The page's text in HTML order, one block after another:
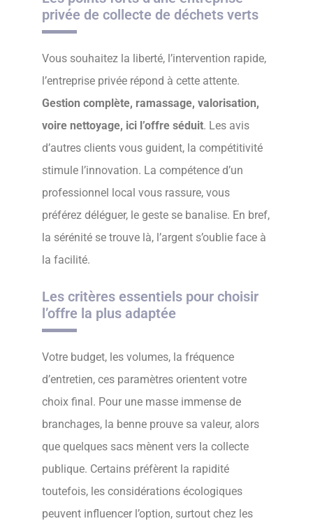
privée de collecte de déchets verts
Vous souhaitez la liberté, l’intervention rapide,
l’entreprise privée répond à cette attente.
Gestion complète, ramassage, valorisation,
voire nettoyage, ici l’offre séduit. Les avis
d’autres clients vous guident, la compétitivité
stimule l’innovation. La compétence d’un
professionnel local vous rassure, vous
préférez déléguer, le geste se banalise. En bref,
la sérénité se trouve là, l’argent s’oublie face à
la facilité.
Les critères essentiels pour choisir
l’offre la plus adaptée
Votre budget, les volumes, la fréquence
d’entretien, ces paramètres orientent votre
choix final. Pour une masse immense de
branchages, la benne prouve sa valeur, alors
que quelques sacs mènent vers la collecte
publique. Certains préfèrent la rapidité
toutefois, les considérations écologiques
peuvent influencer l’option, surtout chez les